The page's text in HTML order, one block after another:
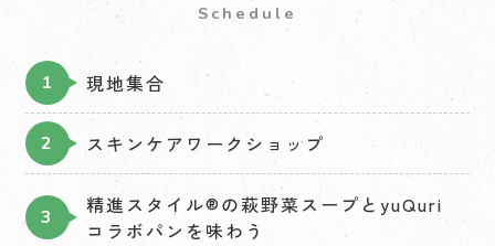
Schedule
現地集合
スキンケアワークショップ
精進スタイル®︎の萩野菜スープとyuQuri
コラボパンを味わう